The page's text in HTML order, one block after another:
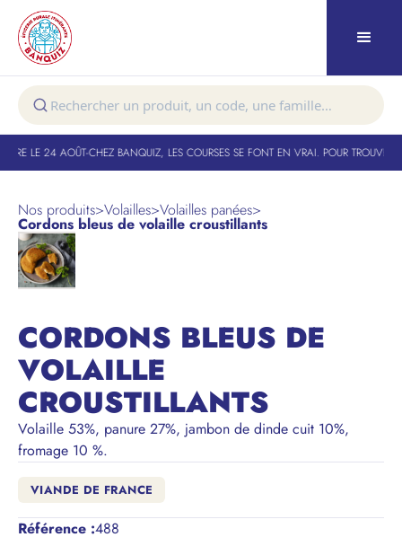
LE 24 AOÛT-CHEZ BANQUIZ, LES COURSES SE FONT EN VRAI. POUR TROUVER
Nos produits>Volailles>Volailles panées>
Cordons bleus de volaille croustillants
CORDONS BLEUS DE
VOLAILLE
CROUSTILLANTS
Volaille 53%, panure 27%, jambon de dinde cuit 10%,
fromage 10 %.
VIANDE DE FRANCE
Référence :488